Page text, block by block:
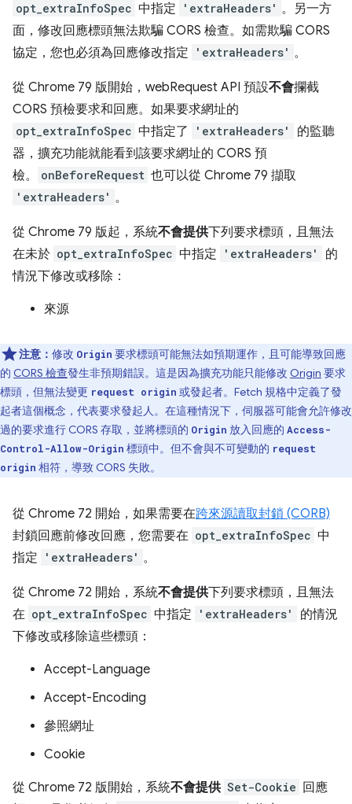
opt_extraInfoSpec 中指定 'extraHeaders' 。另一方
面，修改回應標頭無法欺騙 CORS 檢查。如需欺騙 CORS
協定，您也必須為回應修改指定
'extraHeaders' 。
從 Chrome 79 版開始，webRequest API 預設不會攔截
CORS 預檢要求和回應。如果要求網址的
opt_extraInfoSpec 中指定了 'extraHeaders'
的監聽
器，擴充功能就能看到該要求網址的 CORS 預
檢。
onBeforeRequest 也可以從 Chrome 79 擷取
'extraHeaders' 。
從 Chrome 79 版起，系統不會提供下列要求標頭，且無法
在未於 opt_extraInfoSpec 中指定 'extraHeaders'
的
情況下修改或移除：
來源
注意： 修改 Origin 要求標頭可能無法如預期運作，且可能導致回應
的 CORS 檢查發生非預期錯誤。這是因為擴充功能只能修改 Origin 要求
標頭，但無法變更 request origin 或發起者。Fetch 規格中定義了發
起者這個概念，代表要求發起人。在這種情況下，伺服器可能會允許修改
過的要求進行 CORS 存取，並將標頭的 Origin 放入回應的 Access-
Control-Allow-Origin 標頭中。但不會與不可變動的 request
origin 相符，導致 CORS 失敗。
從 Chrome 72 開始，如果需要在跨來源讀取封鎖 (CORB)
封鎖回應前修改回應，您需要在 opt_extraInfoSpec 中
指定
'extraHeaders' 。
從 Chrome 72 開始，系統不會提供下列要求標頭，且無法
在 opt_extraInfoSpec 中指定 'extraHeaders'
的情況
下修改或移除這些標頭：
Accept-Language
Accept-Encoding
參照網址
Cookie
從 Chrome 72 版開始，系統不會提供 Set-Cookie 回應